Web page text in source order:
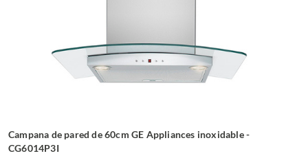
Campana de pared de 60cm GE Appliances inoxidable -
CG6014P3I